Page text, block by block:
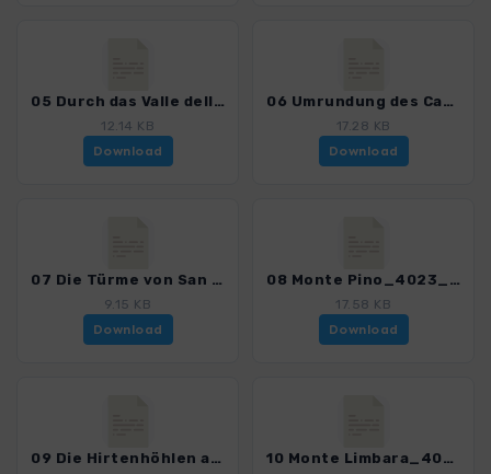
05 Durch das Valle della Luna zum Capo Testa_4023_6.gpx
12.14 KB
Download
06 Umrundung des Capo Testa_4023_6.gpx
17.28 KB
Download
07 Die Türme von San Pantaleo_4023_6.gpx
9.15 KB
Download
08 Monte Pino_4023_6.gpx
17.58 KB
Download
09 Die Hirtenhöhlen am Monte Biancu_4023_6.gpx 10 Monte Limbara_4023_6.gpx